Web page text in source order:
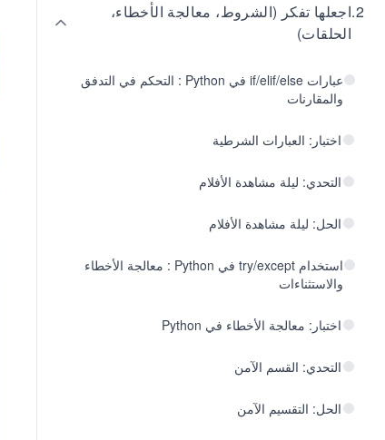
2
.اجعلها تفكر (الشروط، معالجة الأخطاء،
الحلقات)
عبارات if/elif/else في Python : التحكم في التدفق
والمقارنات
اختبار: العبارات الشرطية
التحدي: ليلة مشاهدة الأفلام
الحل: ليلة مشاهدة الأفلام
استخدام try/except في Python : معالجة الأخطاء
والاستثناءات
اختبار: معالجة الأخطاء في Python
التحدي: القسم الآمن
الحل: التقسيم الآمن